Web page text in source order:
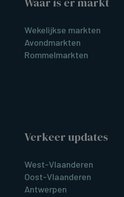
Wekelijkse markten
Avondmarkten
Rommelmarkten
Verkeer updates
West-Vlaanderen
Oost-Vlaanderen
Antwerpen